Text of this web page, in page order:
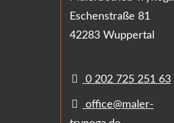
Eschenstraße 81
42283 Wuppertal
0 202 725 251 63
office@maler-